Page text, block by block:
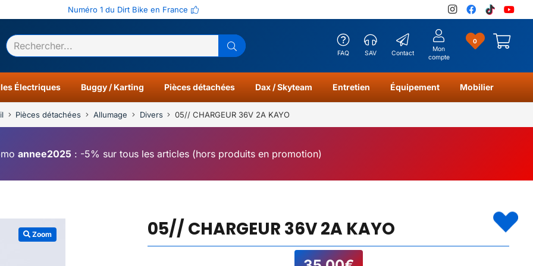
Numéro 1 du Dirt Bike en France
FAQ SAV Contact
Mon
compte
0
Électriques Buggy / Karting Pièces détachées Dax / Skyteam Entretien Équipement Mobilier
Pièces détachées Allumage Divers 05// CHARGEUR 36V 2A KAYO
annee2025 : -5% sur tous les articles (hors produits en promotion)
Zoom 05// CHARGEUR 36V 2A KAYO
0